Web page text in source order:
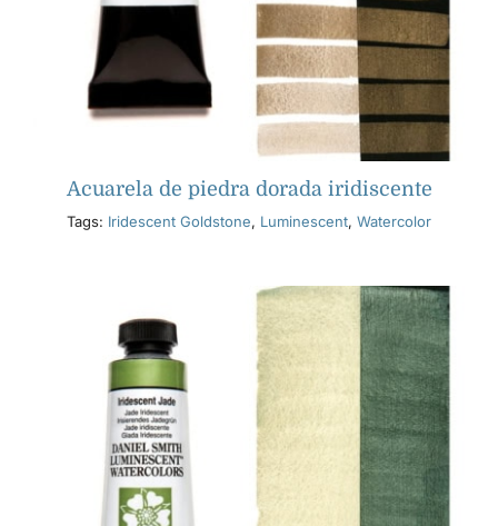
Acuarela de piedra dorada iridiscente
Tags: Iridescent Goldstone, Luminescent, Watercolor